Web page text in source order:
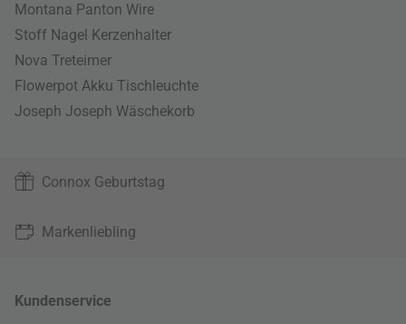
Montana Panton Wire
Stoff Nagel Kerzenhalter
Nova Treteimer
Flowerpot Akku Tischleuchte
Joseph Joseph Wäschekorb
Connox Geburtstag
Markenliebling
Kundenservice